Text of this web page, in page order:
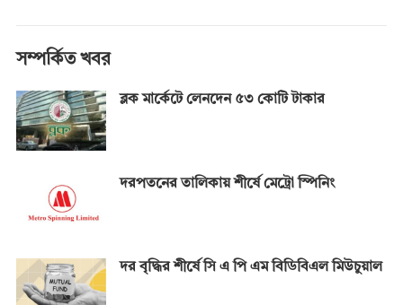
o
o
k
er p
m
n
সম্পর্কিত খবর
ব্লক মার্কেটে লেনদেন ৫৩ কোটি টাকার
দরপতনের তালিকায় শীর্ষে মেট্রো স্পিনিং
দর বৃদ্ধির শীর্ষে সি এ পি এম বিডিবিএল মিউচুয়াল